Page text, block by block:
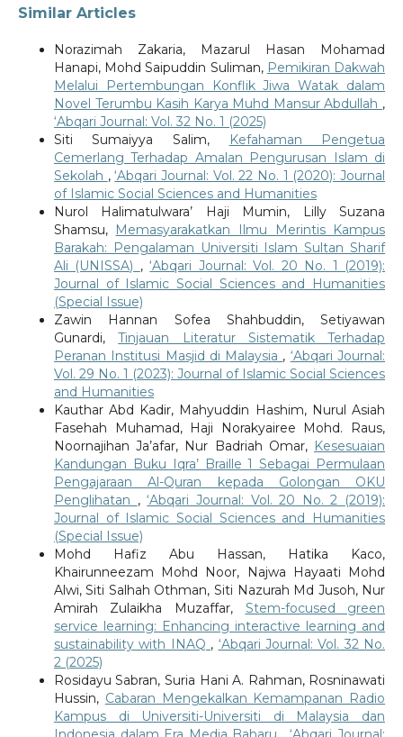
Similar Articles
Norazimah Zakaria, Mazarul Hasan Mohamad
Hanapi, Mohd Saipuddin Suliman, Pemikiran Dakwah
Melalui Pertembungan Konflik Jiwa Watak dalam
Novel Terumbu Kasih Karya Muhd Mansur Abdullah ,
‘Abqari Journal: Vol. 32 No. 1 (2025)
Siti Sumaiyya Salim,
Kefahaman Pengetua
Cemerlang Terhadap Amalan Pengurusan Islam di
Sekolah ,‘Abqari Journal: Vol. 22 No. 1 (2020): Journal
of Islamic Social Sciences and Humanities
Nurol Halimatulwara’ Haji Mumin, Lilly Suzana
Shamsu, Memasyarakatkan Ilmu Merintis Kampus
Barakah: Pengalaman Universiti Islam Sultan Sharif
Ali (UNISSA) ,‘Abqari Journal: Vol. 20 No. 1 (2019):
Journal of Islamic Social Sciences and Humanities
(Special Issue)
Zawin Hannan Sofea Shahbuddin, Setiyawan
Gunardi,Tinjauan Literatur Sistematik Terhadap
Peranan Institusi Masjid di Malaysia , ‘Abqari Journal:
Vol. 29 No. 1 (2023): Journal of Islamic Social Sciences
and Humanities
Kauthar Abd Kadir, Mahyuddin Hashim, Nurul Asiah
Fasehah Muhamad, Haji Norakyairee Mohd. Raus,
Noornajihan Ja’afar, Nur Badriah Omar, Kesesuaian
Kandungan Buku Iqra’ Braille 1 Sebagai Permulaan
Pengajaraan Al-Quran kepada Golongan OKU
Penglihatan ,‘Abqari Journal: Vol. 20 No. 2 (2019):
Journal of Islamic Social Sciences and Humanities
(Special Issue)
Mohd Hafiz Abu Hassan, Hatika Kaco,
Khairunneezam Mohd Noor, Najwa Hayaati Mohd
Alwi, Siti Salhah Othman, Siti Nazurah Md Jusoh, Nur
Amirah Zulaikha Muzaffar, Stem-focused green
service learning: Enhancing interactive learning and
sustainability with INAQ , ‘Abqari Journal: Vol. 32 No.
2 (2025)
Rosidayu Sabran, Suria Hani A. Rahman, Rosninawati
Hussin, Cabaran Mengekalkan Kemampanan Radio
Kampus di Universiti-Universiti di Malaysia dan